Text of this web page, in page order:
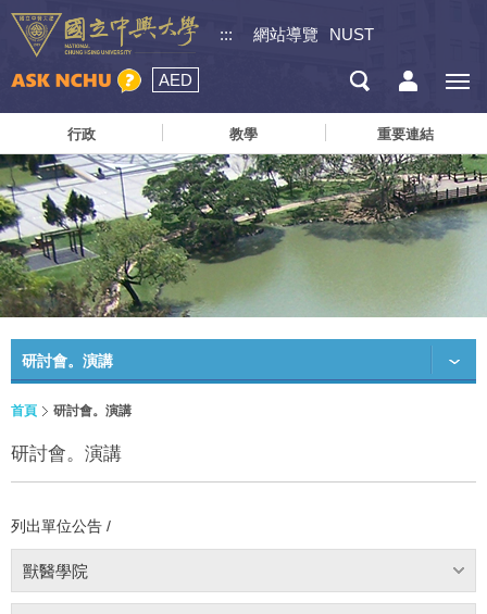
::: 網站導覽 NUST
AED
行政 教學 重要連結
研討會。演講
首頁 研討會。演講
研討會。演講
列出單位公告 /
獸醫學院